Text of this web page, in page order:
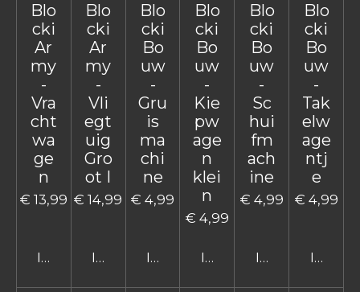
Blo
cki
Ar
my
-
Vra
cht
wa
ge
n
€ 13,99
In winkelwagen
Blo
cki
Ar
my
-
Vli
egt
uig
Gro
ot I
€ 14,99
In winkelwagen
Blo
cki
Bo
uw
-
Gru
is
ma
chi
ne
€ 4,99
In winkelwagen
Blo
cki
Bo
uw
-
Kie
pw
age
n
klei
n
€ 4,99
In winkelwagen
Blo
cki
Bo
uw
-
Sc
hui
fm
ach
ine
€ 4,99
In
Blo
cki
Bo
uw
-
Tak
elw
age
ntj
e
€ 4,99
In